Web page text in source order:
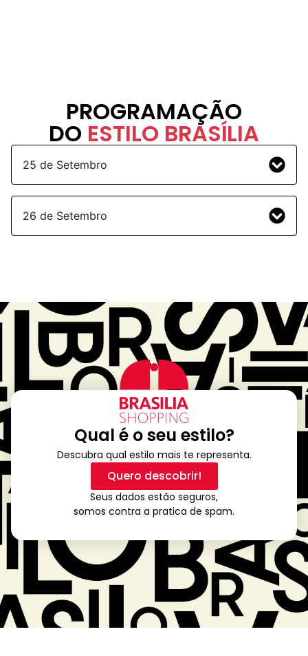
PROGRAMAÇÃO
DO ESTILO BRASÍLIA
25 de Setembro
26 de Setembro
Qual é o seu estilo?
Descubra qual estilo mais te representa.
Quero descobrir!
Seus dados estão seguros,
somos contra a pratica de spam.